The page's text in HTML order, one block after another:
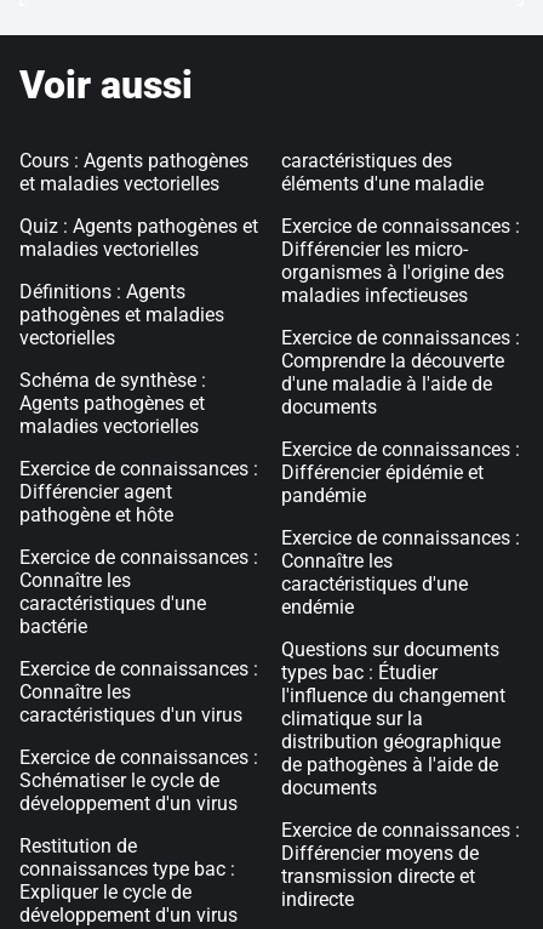
Voir aussi
Cours : Agents pathogènes
et maladies vectorielles
Quiz : Agents pathogènes et
maladies vectorielles
Définitions : Agents
pathogènes et maladies
vectorielles
Schéma de synthèse :
Agents pathogènes et
maladies vectorielles
Exercice de connaissances :
Différencier agent
pathogène et hôte
Exercice de connaissances :
Connaître les
caractéristiques d'une
bactérie
Exercice de connaissances :
Connaître les
caractéristiques d'un virus
Exercice de connaissances :
Schématiser le cycle de
développement d'un virus
Restitution de
connaissances type bac :
Expliquer le cycle de
développement d'un virus
caractéristiques des
éléments d'une maladie
Exercice de connaissances :
Différencier les micro-
organismes à l'origine des
maladies infectieuses
Exercice de connaissances :
Comprendre la découverte
d'une maladie à l'aide de
documents
Exercice de connaissances :
Différencier épidémie et
pandémie
Exercice de connaissances :
Connaître les
caractéristiques d'une
endémie
Questions sur documents
types bac : Étudier
l'influence du changement
climatique sur la
distribution géographique
de pathogènes à l'aide de
documents
Exercice de connaissances :
Différencier moyens de
transmission directe et
indirecte